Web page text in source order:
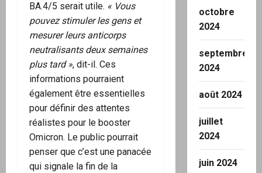
BA.4/5 serait utile. « Vous
pouvez stimuler les gens et
mesurer leurs anticorps
neutralisants deux semaines
plus tard », dit-il. Ces
informations pourraient
également être essentielles
pour définir des attentes
réalistes pour le booster
Omicron. Le public pourrait
penser que c’est une panacée
qui signale la fin de la
octobre
2024
septembre
2024
août 2024
juillet
2024
juin 2024